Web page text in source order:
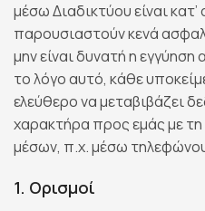
μέσω Διαδικτύου είναι
παρουσιαστούν κενά
μην είναι δυνατή η
το λόγο αυτό, κάθε
ελεύθερο να μεταβιβάζει
χαρακτήρα προς εμάς με
μέσων, π.χ. μέσω
1. Ορισμοί